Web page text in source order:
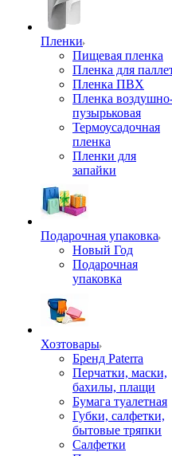
Пленки
Пищевая пленка
Пленка для
Пленка ПВХ
Пленка
пузырьковая
Термоусадочная
пленка
Пленки для
запайки
Подарочная упаковка
Новый Год
Подарочная
упаковка
Хозтовары
Бренд Paterra
Перчатки, маски,
бахилы, плащи
Бумага туалетная
Губки, салфетки,
бытовые тряпки
Салфетки